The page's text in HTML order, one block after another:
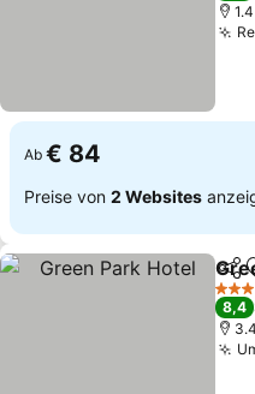
Ab € 84
Preise von 2 Websites
3
8,4